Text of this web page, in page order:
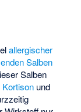
allergischer
Salben
Salben
Kortison und